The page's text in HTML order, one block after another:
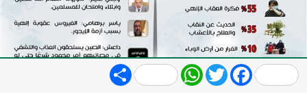
Share WhatsApp
TwitterFacebook